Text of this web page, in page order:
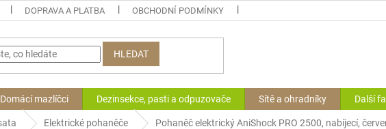
DOPRAVA A PLATBA OBCHODNÍ PODMÍNKY
HLEDAT
Domácí mazlíčci Dezinsekce, pasti a odpuzovače Sítě a ohradníky Další
Elektrické pohaněče Pohaněč elektrický AniShock PRO 2500, nabíjecí,